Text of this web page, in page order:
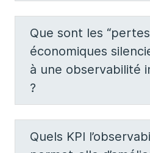
Que sont les “pertes
économiques
à une observabilité
?
Quels KPI